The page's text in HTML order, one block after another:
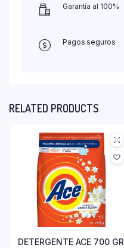
Garantía al 100%
Pagos seguros
RELATED PRODUCTS
DETERGENTE ACE 700 GR